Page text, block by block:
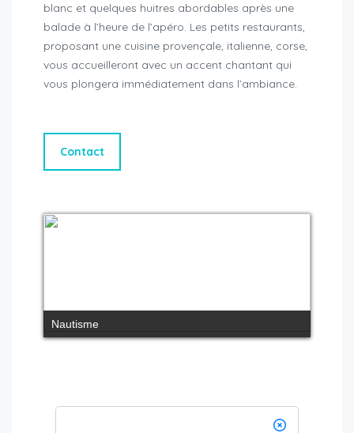
blanc et quelques huitres abordables après une
balade à l’heure de l’apéro. Les petits restaurants,
proposant une cuisine provençale, italienne, corse,
vous accueilleront avec un accent chantant qui
vous plongera immédiatement dans l’ambiance.
Contact